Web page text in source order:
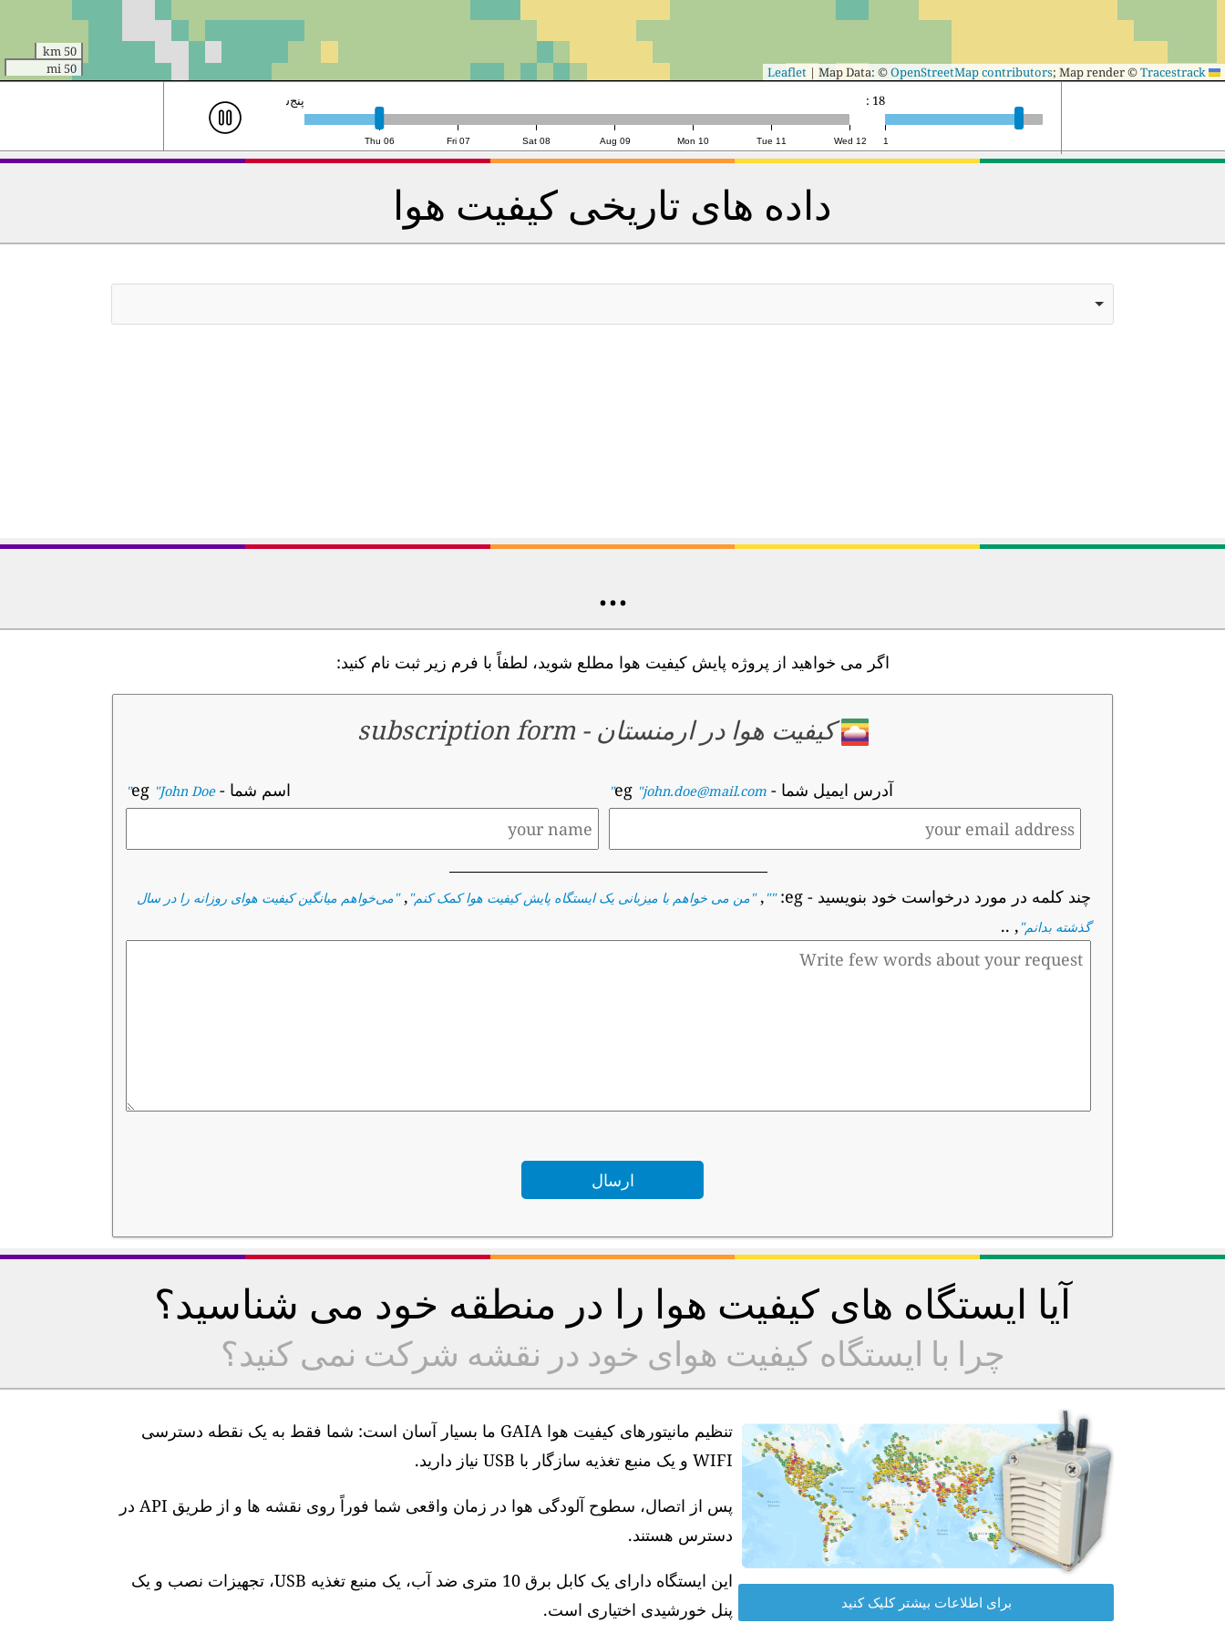
50 km
50 mi
| Map Data: ©OpenStreetMap contributors; Map render ©Tracestrack
1
Speed(FPS): 18
Thu 06 Fri 07 Sat 08 Aug 09 Mon 10 Tue 11 Wed 12
جمعه ۷م، ۳:۰۰ (UTC)
داده های تاریخی کیفیت هوا
...
اگر می خواهید از پروژه پایش کیفیت هوا مطلع شوید، لطفاً با فرم زیر ثبت نام کنید:
کیفیت هوا در ارمنستان -
subscription form
اسم شما - eg
"John Doe" آدرس ایمیل شما - eg
"john.doe@mail.com"
چند کلمه در مورد درخواست خود بنویسید - eg:
""
,
" من می خواهم با میزبانی یک ایستگاه پایش کیفیت هوا کمک کنم"
,
" می‌خواهم میانگین کیفیت هوای روزانه را در سال
گذشته بدانم"
, ..
آیا ایستگاه های کیفیت هوا را در منطقه خود می شناسید؟
چرا با ایستگاه کیفیت هوای خود در نقشه شرکت نمی کنید؟
تنظیم مانیتورهای کیفیت هوا GAIA ما بسیار آسان است: شما فقط به یک نقطه دسترسی
WIFI و یک منبع تغذیه سازگار با USB نیاز دارید.
پس از اتصال، سطوح آلودگی هوا در زمان واقعی شما فوراً روی نقشه ها و از طریق API در
دسترس هستند.
این ایستگاه دارای یک کابل برق 10 متری ضد آب، یک منبع تغذیه USB، تجهیزات نصب و یک
پنل خورشیدی اختیاری است.
برای اطلاعات بیشتر کلیک کنید